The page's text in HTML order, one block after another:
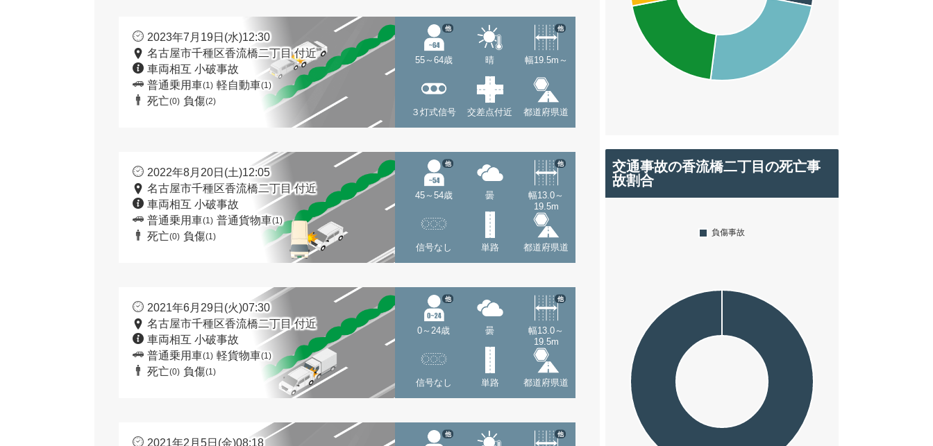
2023年7月19日(水)12:30
名古屋市千種区香流橋二丁目 付近
車両相互 小破事故
普通乗用車(1) 軽自動車(1)
死亡(0) 負傷(2)
55～64歳
他
晴 幅19.5m～
他
３灯式信号 交差点付近 都道府県道
2022年8月20日(土)12:05
名古屋市千種区香流橋二丁目 付近
車両相互 小破事故
普通乗用車(1) 普通貨物車(1)
死亡(0) 負傷(1)
45～54歳
他
曇
幅13.0～
19.5m
他
信号なし 単路 都道府県道
2021年6月29日(火)07:30
名古屋市千種区香流橋二丁目 付近
車両相互 小破事故
普通乗用車(1) 軽貨物車(1)
死亡(0) 負傷(1)
0～24歳
他
曇
幅13.0～
19.5m
他
信号なし 単路 都道府県道
2021年2月5日(金)08:18
他 他
交通事故の香流橋二丁目の死亡事
故割合